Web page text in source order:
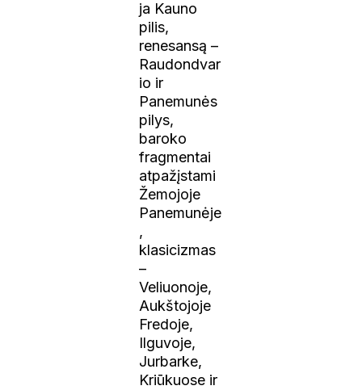
ja Kauno
pilis,
renesansą –
Raudondvar
io ir
Panemunės
pilys,
baroko
fragmentai
atpažįstami
Žemojoje
Panemunėje
,
klasicizmas
–
Veliuonoje,
Aukštojoje
Fredoje,
Ilguvoje,
Jurbarke,
Kriūkuose ir